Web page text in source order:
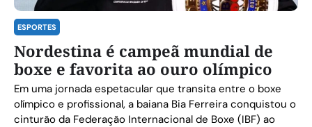
ESPORTES
Nordestina é campeã mundial de
boxe e favorita ao ouro olímpico
Em uma jornada espetacular que transita entre o boxe
olímpico e profissional, a baiana Bia Ferreira conquistou o
cinturão da Federação Internacional de Boxe (IBF) ao